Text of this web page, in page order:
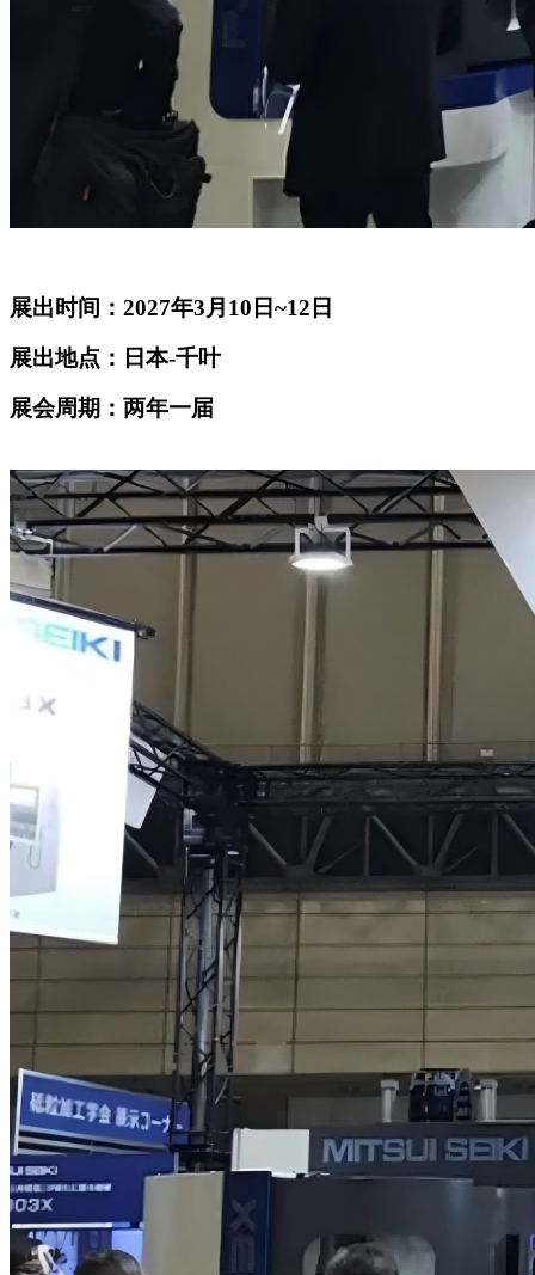
展出时间：2027年3月10日~12日
展出地点：日本-千叶
展会周期：两年一届